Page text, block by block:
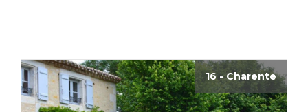
16 - Charente